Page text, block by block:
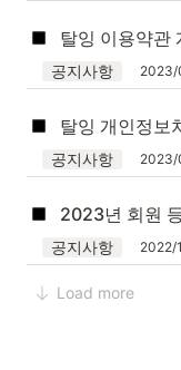
탈잉 이용약
공지사항
탈잉 개인정보
공지사항 2023/
2023년 회원
공지사항 2022/
Load more